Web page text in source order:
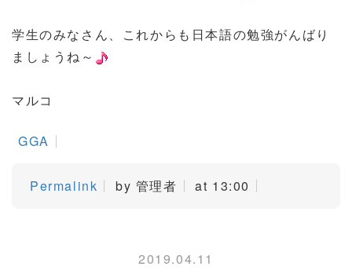
学生のみなさん、これからも日本語の勉強がんばり
ましょうね～
マルコ
GGA
Permalink by 管理者 at 13:00
2019.04.11